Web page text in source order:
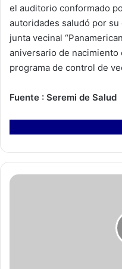
el auditorio conformado
autoridades saludó por
junta vecinal
aniversario de
programa de control de
Fuente : Seremi de Salud
P